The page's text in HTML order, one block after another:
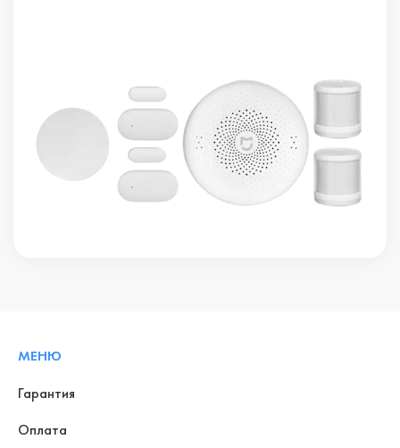
МЕНЮ
Гарантия
Оплата